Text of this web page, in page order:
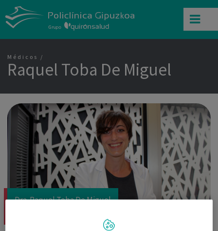
Médicos
Raquel Toba De Miguel
Dra. Raquel Toba De Miguel